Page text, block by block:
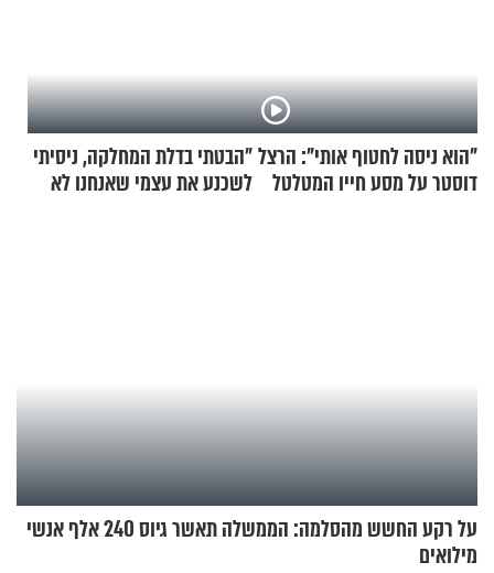
"הוא ניסה לחטוף אותי": הרצל
דוסטר על מסע חייו המטלטל
"הבטתי בדלת המחלקה, ניסיתי
לשכנע את עצמי שאנחנו לא
על רקע החשש מהסלמה: הממשלה תאשר גיוס 240 אלף אנשי
מילואים